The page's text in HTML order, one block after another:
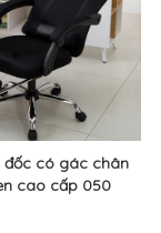
đốc có gác chân
cao cấp 050